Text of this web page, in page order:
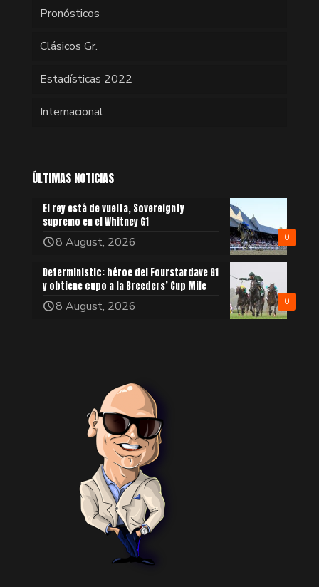
Pronósticos
Clásicos Gr.
Estadísticas 2022
Internacional
ÚLTIMAS NOTICIAS
0
El rey está de vuelta, Sovereignty
supremo en el Whitney G1
8 August, 2026
0
Deterministic: héroe del Fourstardave G1
y obtiene cupo a la Breeders’ Cup Mile
8 August, 2026